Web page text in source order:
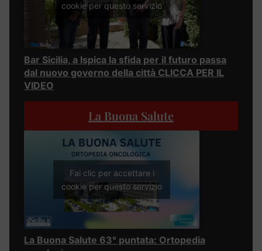
cookie per questo servizio
Bar Sicilia, a Ispica la sfida per il futuro passa
dal nuovo governo della città CLICCA PER IL
VIDEO
La Buona Salute
Fai clic per accettare i
cookie per questo servizio
La Buona Salute 63° puntata: Ortopedia